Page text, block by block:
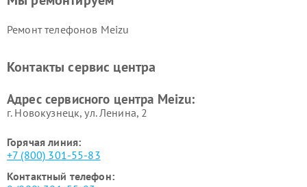
Ремонт телефонов Meizu
Контакты сервис центра
Адрес сервисного центра Meizu:
г. Новокузнецк, ул. Ленина, 2
Горячая линия:
+7 (800) 301-55-83
Контактный телефон: